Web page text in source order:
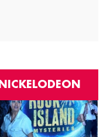
NICKELODEON